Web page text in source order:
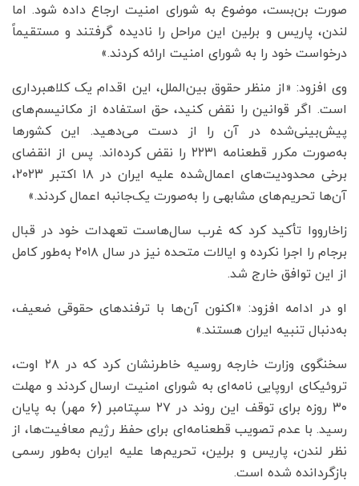
صورت بن‌بست، موضوع به شورای امنیت ارجاع داده شود. اما
لندن، پاریس و برلین این مراحل را نادیده گرفتند و مستقیماً
درخواست خود را به شورای امنیت ارائه کردند.»
وی افزود: «از منظر حقوق بین‌الملل، این اقدام یک کلاهبرداری
است. اگر قوانین را نقض کنید، حق استفاده از مکانیسم‌های
پیش‌بینی‌شده در آن را از دست می‌دهید. این کشورها
به‌صورت مکرر قطعنامه ۲۲۳۱ را نقض کرده‌اند. پس از انقضای
برخی محدودیت‌های اعمال‌شده علیه ایران در ۱۸ اکتبر ۲۰۲۳،
آن‌ها تحریم‌های مشابهی را به‌صورت یک‌جانبه اعمال کردند.»
زاخارووا تأکید کرد که غرب سال‌هاست تعهدات خود در قبال
برجام را اجرا نکرده و ایالات متحده نیز در سال ۲۰۱۸ به‌طور کامل
از این توافق خارج شد.
او در ادامه افزود: «اکنون آن‌ها با ترفندهای حقوقی ضعیف،
به‌دنبال تنبیه ایران هستند.»
سخنگوی وزارت خارجه روسیه خاطرنشان کرد که در ۲۸ اوت،
تروئیکای اروپایی نامه‌ای به شورای امنیت ارسال کردند و مهلت
۳۰ روزه برای توقف این روند در ۲۷ سپتامبر (۶ مهر) به پایان
رسید. با عدم تصویب قطعنامه‌ای برای حفظ رژیم معافیت‌ها، از
نظر لندن، پاریس و برلین، تحریم‌ها علیه ایران به‌طور رسمی
بازگردانده شده است.